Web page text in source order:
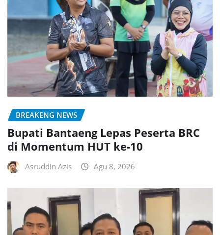
BREAKENG NEWS
Bupati Bantaeng Lepas Peserta BRC
di Momentum HUT ke-10
Asruddin Azis Agu 8, 2026